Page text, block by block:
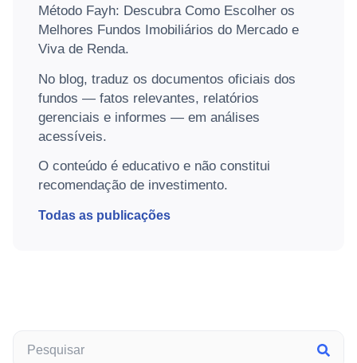
Método Fayh: Descubra Como Escolher os
Melhores Fundos Imobiliários do Mercado e
Viva de Renda.
No blog, traduz os documentos oficiais dos
fundos — fatos relevantes, relatórios
gerenciais e informes — em análises
acessíveis.
O conteúdo é educativo e não constitui
recomendação de investimento.
Todas as publicações